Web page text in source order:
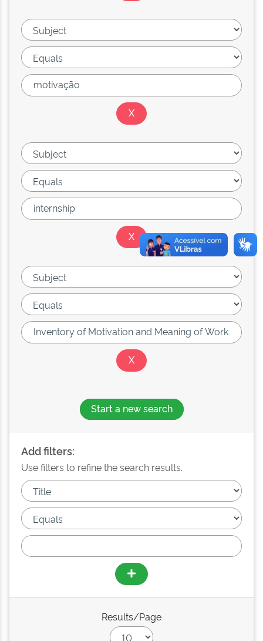
Start a new search
Add filters:
Use filters to refine the search results.
Results/Page